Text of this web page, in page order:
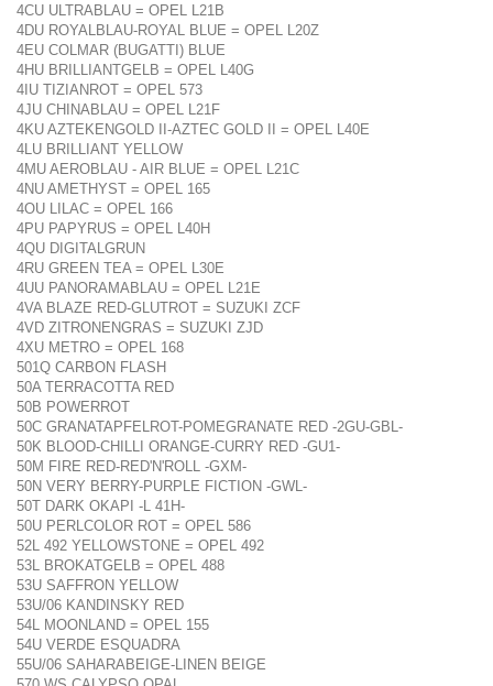
4CU ULTRABLAU = OPEL L21B
4DU ROYALBLAU-ROYAL BLUE = OPEL L20Z
4EU COLMAR (BUGATTI) BLUE
4HU BRILLIANTGELB = OPEL L40G
4IU TIZIANROT = OPEL 573
4JU CHINABLAU = OPEL L21F
4KU AZTEKENGOLD II-AZTEC GOLD II = OPEL L40E
4LU BRILLIANT YELLOW
4MU AEROBLAU - AIR BLUE = OPEL L21C
4NU AMETHYST = OPEL 165
4OU LILAC = OPEL 166
4PU PAPYRUS = OPEL L40H
4QU DIGITALGRUN
4RU GREEN TEA = OPEL L30E
4UU PANORAMABLAU = OPEL L21E
4VA BLAZE RED-GLUTROT = SUZUKI ZCF
4VD ZITRONENGRAS = SUZUKI ZJD
4XU METRO = OPEL 168
501Q CARBON FLASH
50A TERRACOTTA RED
50B POWERROT
50C GRANATAPFELROT-POMEGRANATE RED -2GU-GBL-
50K BLOOD-CHILLI ORANGE-CURRY RED -GU1-
50M FIRE RED-RED'N'ROLL -GXM-
50N VERY BERRY-PURPLE FICTION -GWL-
50T DARK OKAPI -L 41H-
50U PERLCOLOR ROT = OPEL 586
52L 492 YELLOWSTONE = OPEL 492
53L BROKATGELB = OPEL 488
53U SAFFRON YELLOW
53U/06 KANDINSKY RED
54L MOONLAND = OPEL 155
54U VERDE ESQUADRA
55U/06 SAHARABEIGE-LINEN BEIGE